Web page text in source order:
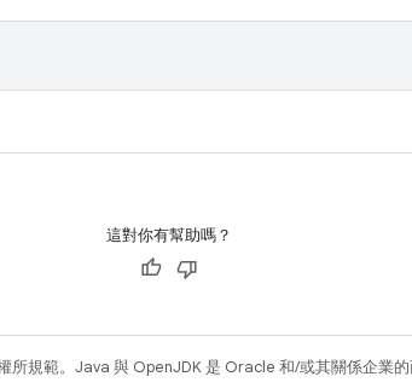
這對你有幫助嗎？
所規範。Java 與 OpenJDK 是 Oracle 和/或其關係企業的